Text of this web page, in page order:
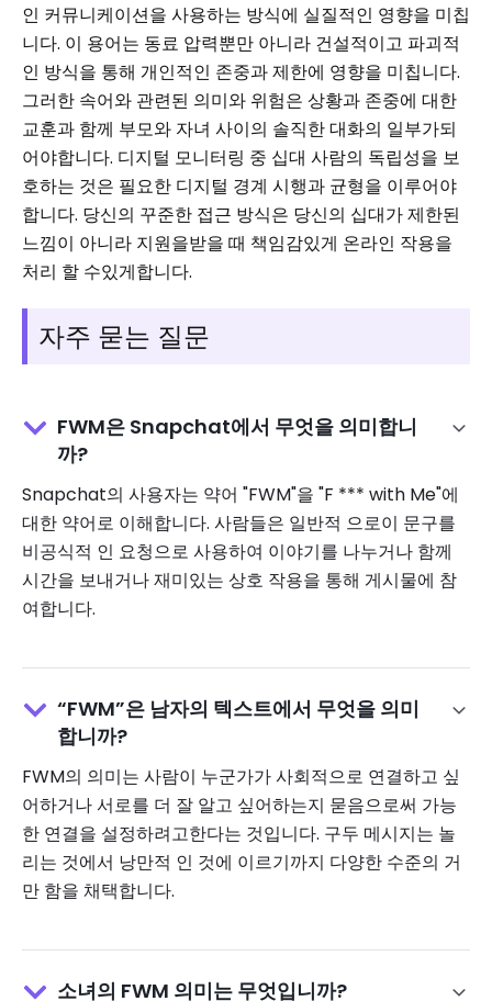
인 커뮤니케이션을 사용하는 방식에 실질적인 영향을 미칩
니다. 이 용어는 동료 압력뿐만 아니라 건설적이고 파괴적
인 방식을 통해 개인적인 존중과 제한에 영향을 미칩니다.
그러한 속어와 관련된 의미와 위험은 상황과 존중에 대한
교훈과 함께 부모와 자녀 사이의 솔직한 대화의 일부가되
어야합니다. 디지털 모니터링 중 십대 사람의 독립성을 보
호하는 것은 필요한 디지털 경계 시행과 균형을 이루어야
합니다. 당신의 꾸준한 접근 방식은 당신의 십대가 제한된
느낌이 아니라 지원을받을 때 책임감있게 온라인 작용을
처리 할 수있게합니다.
자주 묻는 질문
FWM은 Snapchat에서 무엇을 의미합니
까?
Snapchat의 사용자는 약어 "FWM"을 "F *** with Me"에
대한 약어로 이해합니다. 사람들은 일반적 으로이 문구를
비공식적 인 요청으로 사용하여 이야기를 나누거나 함께
시간을 보내거나 재미있는 상호 작용을 통해 게시물에 참
여합니다.
“FWM”은 남자의 텍스트에서 무엇을 의미
합니까?
FWM의 의미는 사람이 누군가가 사회적으로 연결하고 싶
어하거나 서로를 더 잘 알고 싶어하는지 묻음으로써 가능
한 연결을 설정하려고한다는 것입니다. 구두 메시지는 놀
리는 것에서 낭만적 인 것에 이르기까지 다양한 수준의 거
만 함을 채택합니다.
소녀의 FWM 의미는 무엇입니까?